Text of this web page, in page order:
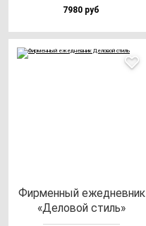
7980 руб
Фир­мен­ный ежед­нев­ник
«Дело­вой стиль»